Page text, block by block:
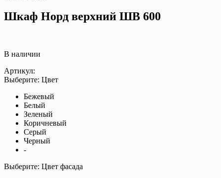
Шкаф Норд верхний ШВ 600
В наличии
Артикул:
Выберите: Цвет
Бежевый
Белый
Зеленый
Коричневый
Серый
Черный
-
Выберите: Цвет фасада